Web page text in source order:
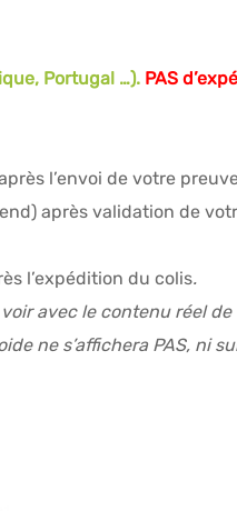
Portugal …). PAS
l’envoi de votre
après validation de
l’expédition du colis.
avec le contenu réel
ne s’affichera PAS, ni